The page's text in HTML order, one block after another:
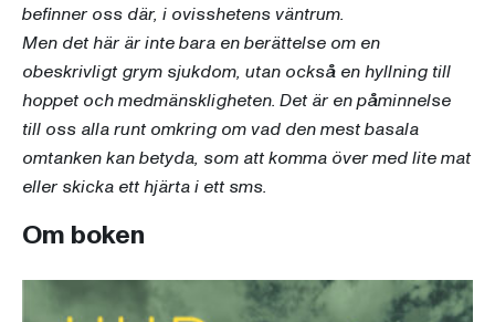
befinner oss där, i ovisshetens väntrum.
Men det här är inte bara en berättelse om en
obeskrivligt grym sjukdom, utan också en hyllning till
hoppet och medmänskligheten. Det är en påminnelse
till oss alla runt omkring om vad den mest basala
omtanken kan betyda, som att komma över med lite mat
eller skicka ett hjärta i ett sms.
Om boken